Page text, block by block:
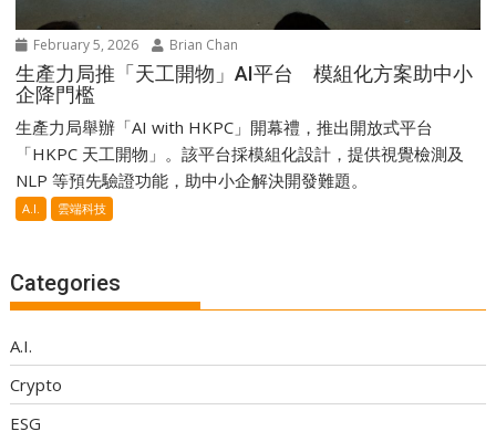
February 5, 2026 Brian Chan
生產力局推「天工開物」AI平台 模組化方案助中小
企降門檻
生產力局舉辦「AI with HKPC」開幕禮，推出開放式平台
「HKPC 天工開物」。該平台採模組化設計，提供視覺檢測及
NLP 等預先驗證功能，助中小企解決開發難題。
A.I. 雲端科技
Categories
A.I.
Crypto
ESG